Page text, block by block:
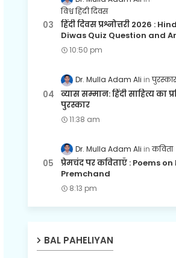
विश्व हिंदी दिवस
हिंदी दिवस प्रश्नोत्तरी 2026 :
Diwas Quiz Question and
10:50 pm
Dr. Mulla Adam Ali पुरस्कार
व्यास सम्मान: हिंदी साहित्य का
पुरस्कार
11:38 am
Dr. Mulla Adam Ali कविता
प्रेमचंद पर कविताएँ : Poems
Premchand
8:13 pm
BAL PAHELIYAN